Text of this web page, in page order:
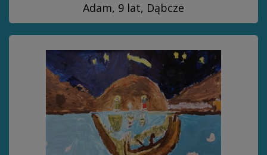
Adam, 9 lat, Dąbcze